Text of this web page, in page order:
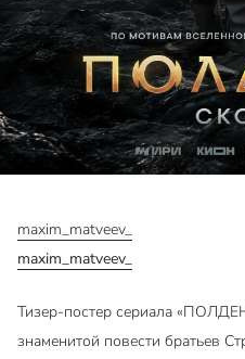
maxim_matveev_
maxim_matveev_
Тизер-постер сериала
знаменитой повести братьев